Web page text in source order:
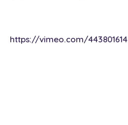
https://vimeo.com/443801614